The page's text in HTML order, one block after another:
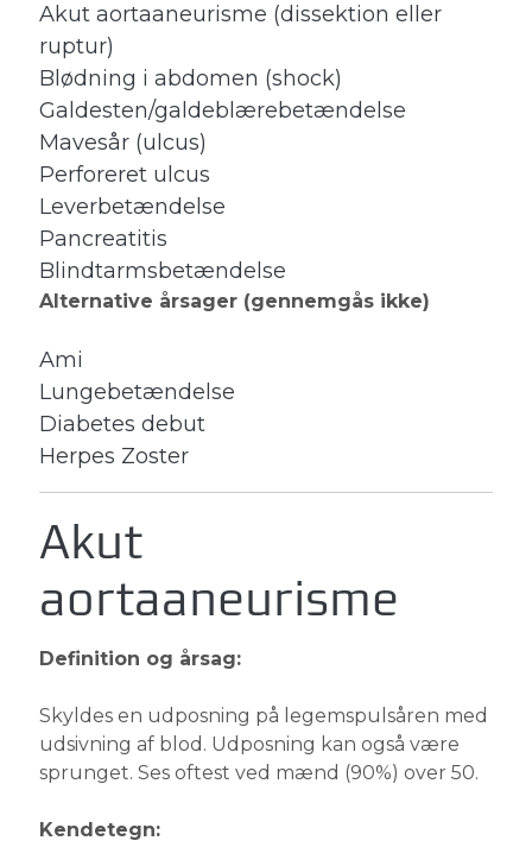
Akut aortaaneurisme (dissektion eller
ruptur)
Blødning i abdomen (shock)
Galdesten/galdeblærebetændelse
Mavesår (ulcus)
Perforeret ulcus
Leverbetændelse
Pancreatitis
Blindtarmsbetændelse
Alternative årsager (gennemgås ikke)
Ami
Lungebetændelse
Diabetes debut
Herpes Zoster
Akut
aortaaneurisme
Definition og årsag:
Skyldes en udposning på legemspulsåren med
udsivning af blod. Udposning kan også være
sprunget. Ses oftest ved mænd (90%) over 50.
Kendetegn: